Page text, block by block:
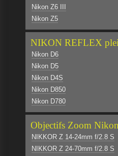
Nikon Z6 III
Nikon Z5
NIKON REFLEX
Nikon D6
Nikon D5
Nikon D4S
Nikon D850
Nikon D780
Objectifs Zoom Nikon
NIKKOR Z 14-24mm f/2.8 S
NIKKOR Z 24-70mm f/2.8 S